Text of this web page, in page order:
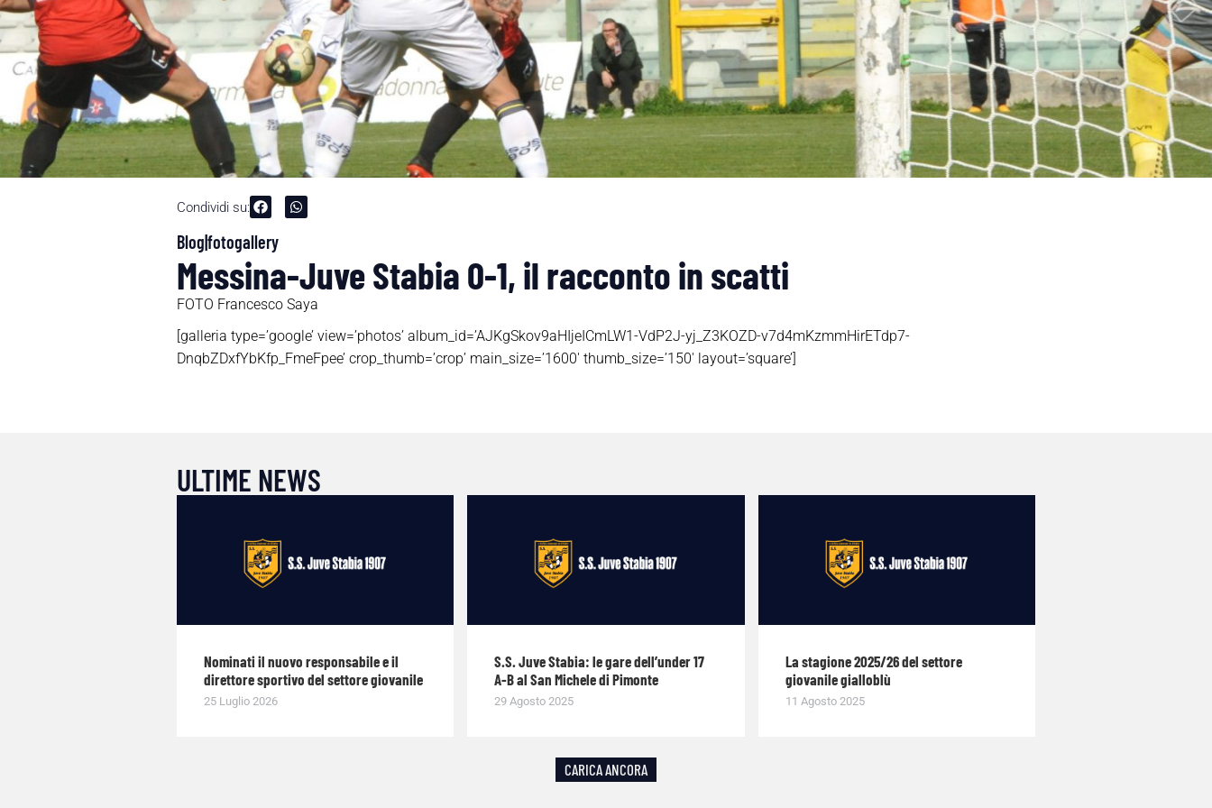
Condividi su:
Blog|fotogallery
Messina-Juve Stabia 0-1, il racconto in scatti
FOTO Francesco Saya
[galleria type=’google’ view=’photos’ album_id=’AJKgSkov9aHIjeICmLW1-VdP2J-yj_Z3KOZD-v7d4mKzmmHirETdp7-
DnqbZDxfYbKfp_FmeFpee’ crop_thumb=’crop’ main_size=’1600′ thumb_size=’150′ layout=’square’]
ULTIME NEWS
Nominati il nuovo responsabile e il
direttore sportivo del settore giovanile
25 Luglio 2026
S.S. Juve Stabia: le gare dell’under 17
A-B al San Michele di Pimonte
29 Agosto 2025
La stagione 2025/26 del settore
giovanile gialloblù
11 Agosto 2025
CARICA ANCORA